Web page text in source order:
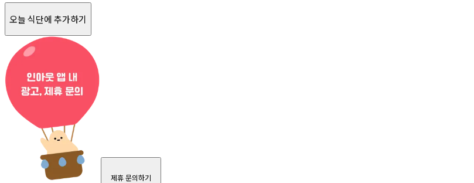
오늘 식단에 추가하기
제휴 문의하기